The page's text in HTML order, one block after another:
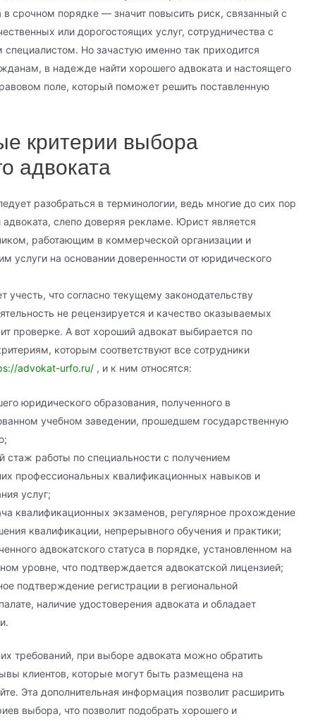
в срочном порядке — значит повысить риск, связанный с
или дорогостоящих услуг, сотрудничества с
специалистом. Но зачастую именно так приходится
в надежде найти хорошего адвоката и настоящего
поле, который поможет решить поставленную
критерии выбора
адвоката
разобраться в терминологии, ведь многие до сих пор
адвоката, слепо доверяя рекламе. Юрист является
работающим в коммерческой организации и
услуги на основании доверенности от юридического
учесть, что согласно текущему законодательству
не рецензируется и качество оказываемых
проверке. А вот хороший адвокат выбирается по
которым соответствуют все сотрудники
advokat-urfo.ru/ , и к ним относятся:
юридического образования, полученного в
учебном заведении, прошедшем государственную
стаж работы по специальности с получением
профессиональных квалификационных навыков и
услуг;
квалификационных экзаменов, регулярное прохождение
квалификации, непрерывного обучения и практики;
адвокатского статуса в порядке, установленном на
уровне, что подтверждается адвокатской лицензией;
подтверждение регистрации в региональной
наличие удостоверения адвоката и обладает
требований, при выборе адвоката можно обратить
клиентов, которые могут быть размещена на
Эта дополнительная информация позволит расширить
выбора, что позволит подобрать хорошего и